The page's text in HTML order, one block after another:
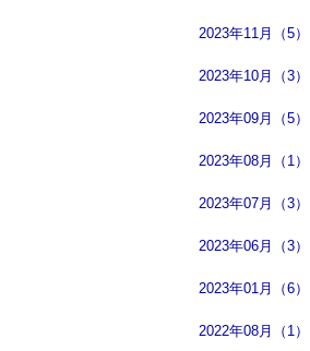
2023年11月（5）
2023年10月（3）
2023年09月（5）
2023年08月（1）
2023年07月（3）
2023年06月（3）
2023年01月（6）
2022年08月（1）